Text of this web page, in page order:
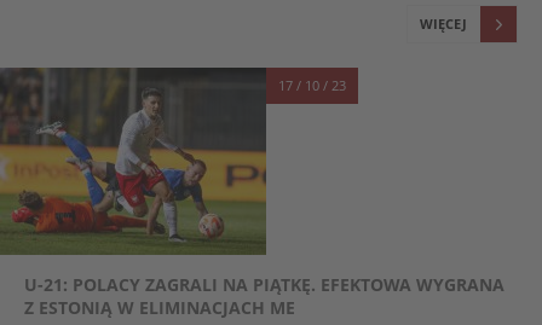
WIĘCEJ
17 / 10 / 23
U-21: POLACY ZAGRALI NA PIĄTKĘ. EFEKTOWA WYGRANA
Z ESTONIĄ W ELIMINACJACH ME